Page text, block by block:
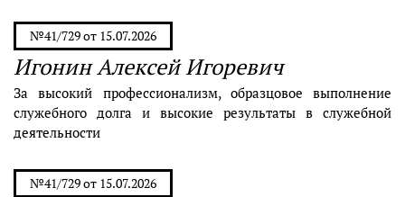
№41/729 от 15.07.2026
Игонин Алексей Игоревич
За высокий профессионализм, образцовое выполнение
служебного долга и высокие результаты в служебной
деятельности
№41/729 от 15.07.2026